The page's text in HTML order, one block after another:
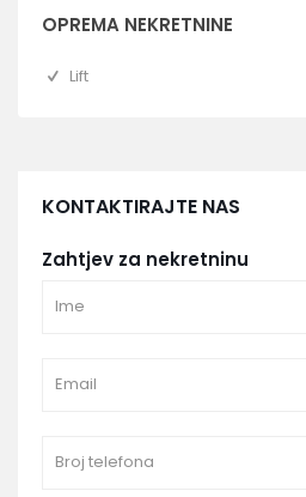
OPREMA NEKRETNINE
Lift
KONTAKTIRAJTE NAS
Zahtjev za nekretninu